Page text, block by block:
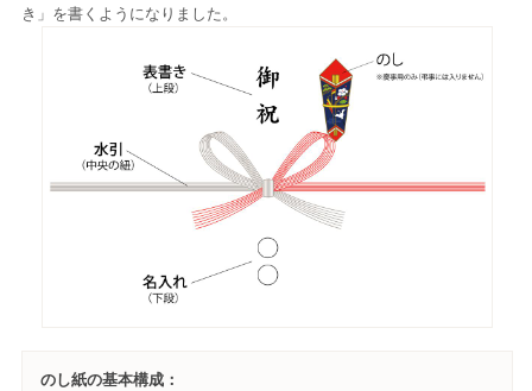
き」を書くようになりました。
のし紙の基本構成：